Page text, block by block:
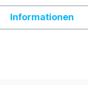
Informationen